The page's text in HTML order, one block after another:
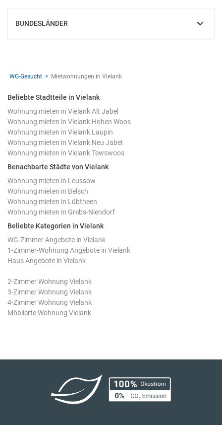
BUNDESLÄNDER
EINBLENDEN
WG-Gesucht Mietwohnungen in Vielank
Beliebte Stadtteile in Vielank
Wohnung mieten in Vielank Alt Jabel
Wohnung mieten in Vielank Hohen Woos
Wohnung mieten in Vielank Laupin
Wohnung mieten in Vielank Neu Jabel
Wohnung mieten in Vielank Tewswoos
Benachbarte Städte von Vielank
Wohnung mieten in Leussow
Wohnung mieten in Belsch
Wohnung mieten in Lübtheen
Wohnung mieten in Grebs-Niendorf
Beliebte Kategorien in Vielank
WG-Zimmer Angebote in Vielank
1-Zimmer-Wohnung Angebote in Vielank
Haus Angebote in Vielank
2-Zimmer Wohnung Vielank
3-Zimmer Wohnung Vielank
4-Zimmer Wohnung Vielank
Möblierte Wohnung Vielank